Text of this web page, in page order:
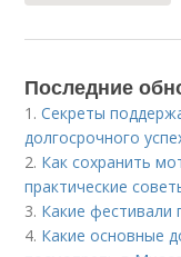
Последние
1.Секреты
долгосрочного
2. Как сохранить
практические
3. Какие фестивали
4. Какие основные